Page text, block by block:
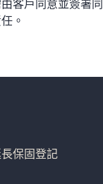
客戶同意並簽署同
。
保固登記